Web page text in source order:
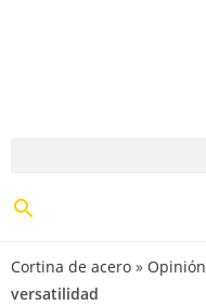
Cortina de acero » Opinión
versatilidad